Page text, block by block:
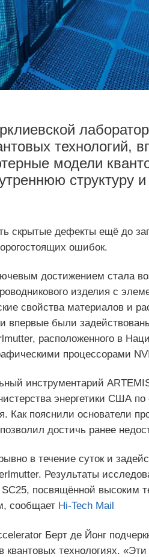
технологий,
модели
структуру
скрытые дефекты ещё до
ошибок.
достижением стала
изделия с
свойства материалов и
впервые были
расположенного в
процессорами
инструментарий
энергетики США
Как пояснили основатели
достичь ранее
в течение суток и
Результаты
посвящённой высоким
сообщает Hi-Tech Mail
Берт де Йонг
квантовых технологиях.